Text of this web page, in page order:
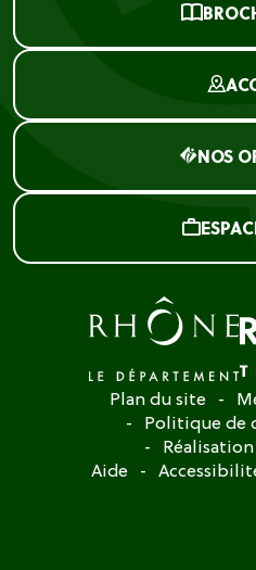
NOS
Plan du site
Politique de
Réalisation
Aide